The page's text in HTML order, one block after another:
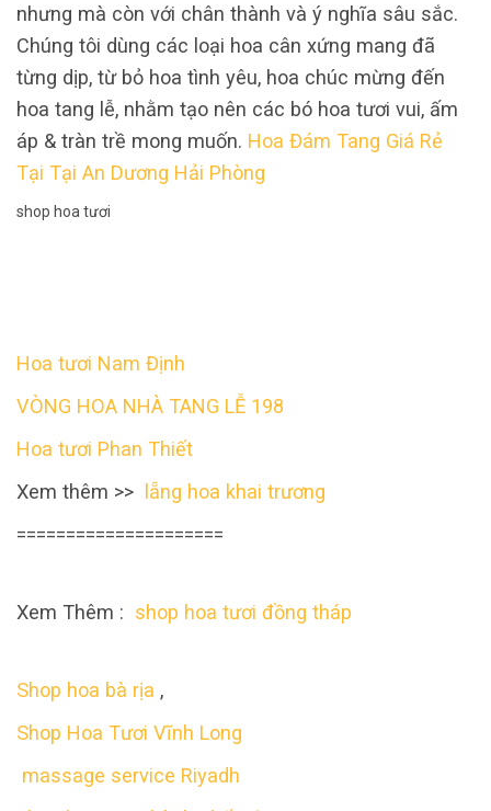
nhưng mà còn với chân thành và ý nghĩa sâu sắc.
Chúng tôi dùng các loại hoa cân xứng mang đã
từng dịp, từ bỏ hoa tình yêu, hoa chúc mừng đến
hoa tang lễ, nhằm tạo nên các bó hoa tươi vui, ấm
áp & tràn trề mong muốn. Hoa Đám Tang Giá Rẻ
Tại Tại An Dương Hải Phòng
shop hoa tươi
Hoa tươi Nam Định
VÒNG HOA NHÀ TANG LỄ 198
Hoa tươi Phan Thiết
Xem thêm >> lẵng hoa khai trương
=====================
Xem Thêm : shop hoa tươi đồng tháp
Shop hoa bà rịa ,
Shop Hoa Tươi Vĩnh Long
massage service Riyadh